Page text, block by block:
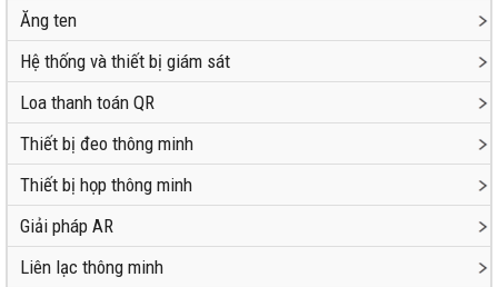
Ăng ten
Hệ thống và thiết bị giám sát
Loa thanh toán QR
Thiết bị đeo thông minh
Thiết bị họp thông minh
Giải pháp AR
Liên lạc thông minh